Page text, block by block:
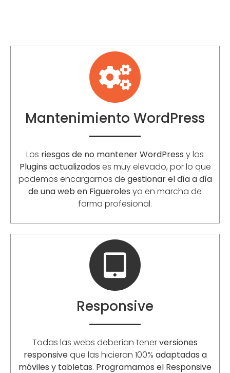
Mantenimiento WordPress
Los riesgos de no mantener WordPress y los
Plugins actualizados es muy elevado, por lo que
podemos encargarnos de gestionar el día a día
de una web en Figueroles ya en marcha de
forma profesional.
Responsive
Todas las webs deberían tenerversiones
responsiveque las hicieran 100% adaptadas a
móviles y tabletas. Programamos el Responsive